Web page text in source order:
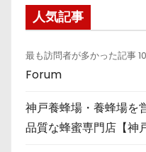
人気記事
最も訪問者が多かった記事
Forum
神戸養蜂場・養蜂場を
品質な蜂蜜専門店【神